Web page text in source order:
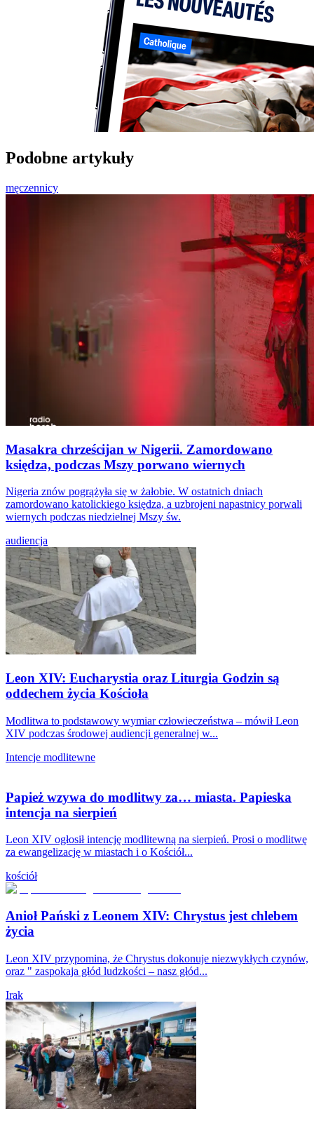
Podobne artykuły
męczennicy
Masakra chrześcijan w Nigerii. Zamordowano
księdza, podczas Mszy porwano wiernych
Nigeria znów pogrążyła się w żałobie. W ostatnich dniach
zamordowano katolickiego księdza, a uzbrojeni napastnicy porwali
wiernych podczas niedzielnej Mszy św.
audiencja
Leon XIV: Eucharystia oraz Liturgia Godzin są
oddechem życia Kościoła
Modlitwa to podstawowy wymiar człowieczeństwa – mówił Leon
XIV podczas środowej audiencji generalnej w...
Intencje modlitewne
Papież wzywa do modlitwy za… miasta. Papieska
intencja na sierpień
Leon XIV ogłosił intencję modlitewną na sierpień. Prosi o modlitwę
za ewangelizację w miastach i o Kościół...
kościół
Anioł Pański z Leonem XIV: Chrystus jest chlebem
życia
Leon XIV przypomina, że Chrystus dokonuje niezwykłych czynów,
oraz " zaspokaja głód ludzkości – nasz głód...
Irak